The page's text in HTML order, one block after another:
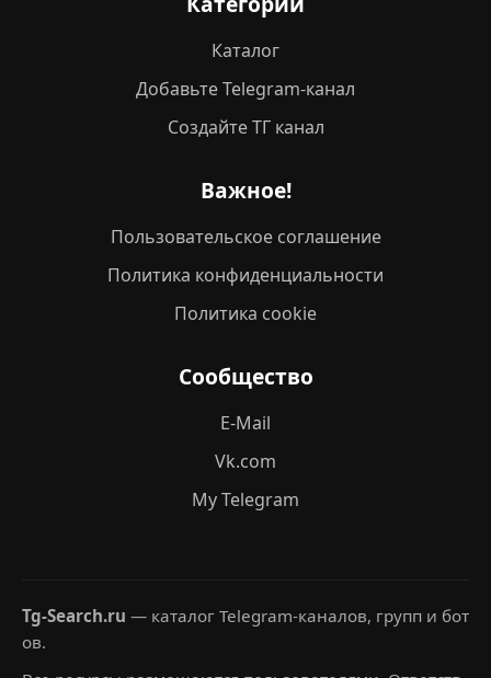
Каталог
Добавьте Telegram-канал
Создайте ТГ канал
Важное!
Пользовательское соглашение
Политика конфиденциальности
Политика cookie
Сообщество
E-Mail
Vk.com
My Telegram
Tg-Search.ru — каталог Telegram-каналов, групп и бот
ов.